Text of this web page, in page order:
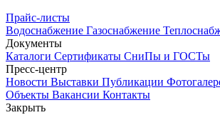
Прайс-листы
Водоснабжение Газоснабжение
Документы
Каталоги Сертификаты СниПы и ГОСТы
Пресс-центр
Новости Выставки Публикации
Объекты Вакансии Контакты
Закрыть